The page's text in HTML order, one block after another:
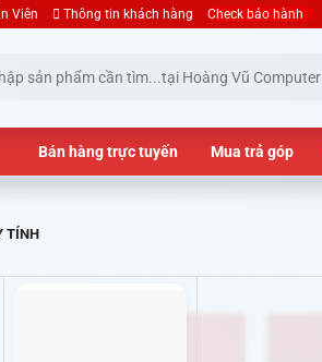
Viên Thông tin khách hàng Check bảo hành
Bán hàng trực tuyến Mua trả góp
TÍNH